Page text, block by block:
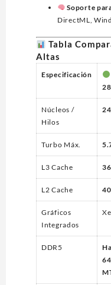
Soporte
DirectML,
Tabla
Altas
Especificación
Núcleos /
Hilos
Turbo Máx.
L3 Cache
L2 Cache
Gráficos
Integrados
Xe
DDR5